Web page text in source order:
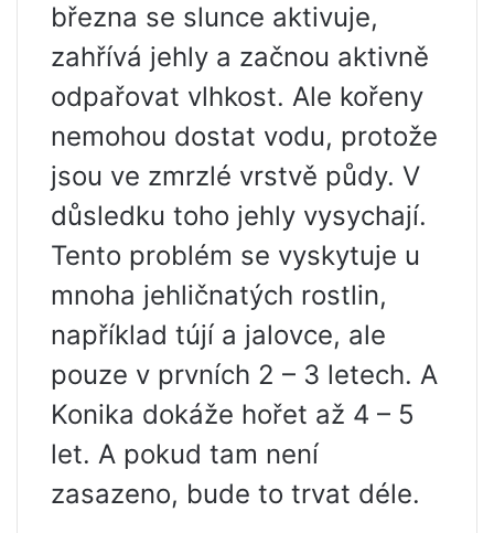
března se slunce aktivuje,
zahřívá jehly a začnou aktivně
odpařovat vlhkost. Ale kořeny
nemohou dostat vodu, protože
jsou ve zmrzlé vrstvě půdy. V
důsledku toho jehly vysychají.
Tento problém se vyskytuje u
mnoha jehličnatých rostlin,
například tújí a jalovce, ale
pouze v prvních 2 – 3 letech. A
Konika dokáže hořet až 4 – 5
let. A pokud tam není
zasazeno, bude to trvat déle.